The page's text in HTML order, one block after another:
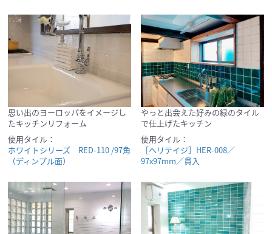
思い出のヨーロッパをイメージし
たキッチンリフォーム
使用タイル：
ホワイトシリーズ RED-110 /97角
（ディンプル面）
やっと出会えた好みの緑のタイル
で仕上げたキッチン
使用タイル：
［ヘリテイジ］HER-008／
97x97mm／貫入